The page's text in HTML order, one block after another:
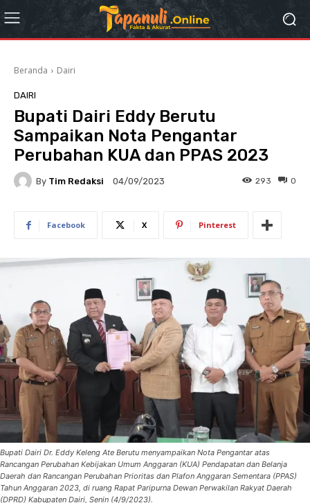
Beranda Dairi
DAIRI
Bupati Dairi Eddy Berutu
Sampaikan Nota Pengantar
Perubahan KUA dan PPAS 2023
By Tim Redaksi 04/09/2023 0
293
Facebook X Pinterest
Bupati Dairi Dr. Eddy Keleng Ate Berutu menyampaikan Nota Pengantar atas
Rancangan Perubahan Kebijakan Umum Anggaran (KUA) Pendapatan dan Belanja
Daerah dan Rancangan Perubahan Prioritas dan Plafon Anggaran Sementara (PPAS)
Tahun Anggaran 2023, di ruang Rapat Paripurna Dewan Perwakilan Rakyat Daerah
(DPRD) Kabupaten Dairi, Senin (4/9/2023).